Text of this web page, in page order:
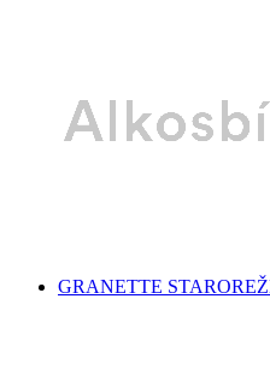
GRANETTE